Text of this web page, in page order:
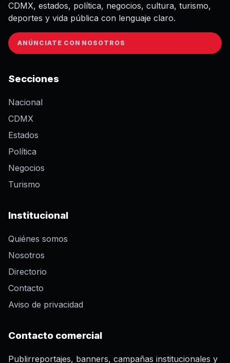
CDMX, estados, política, negocios, cultura, turismo,
deportes y vida pública con lenguaje claro.
ANÚNCIATE CON NOSOTROS
Secciones
Nacional
CDMX
Estados
Política
Negocios
Turismo
Institucional
Quiénes somos
Nosotros
Directorio
Contacto
Aviso de privacidad
Contacto comercial
Publirreportajes, banners, campañas institucionales y